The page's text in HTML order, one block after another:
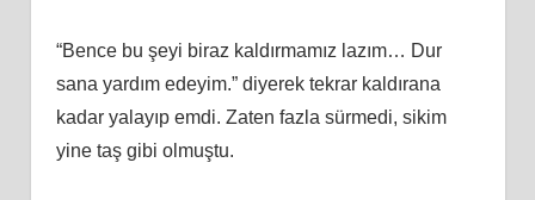
“Bence bu şeyi biraz kaldırmamız lazım… Dur
sana yardım edeyim.” diyerek tekrar kaldırana
kadar yalayıp emdi. Zaten fazla sürmedi, sikim
yine taş gibi olmuştu.